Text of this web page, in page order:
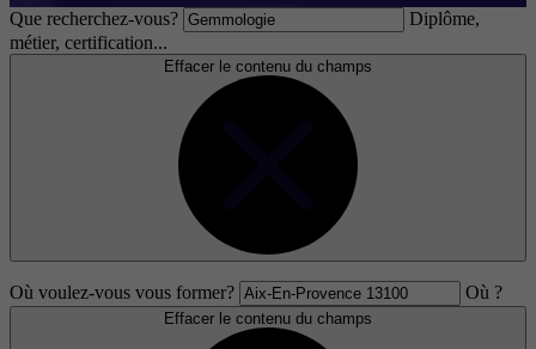
Que recherchez-vous?
Diplôme,
métier, certification...
Effacer le contenu du champs
Où voulez-vous vous former? Où ?
Effacer le contenu du champs